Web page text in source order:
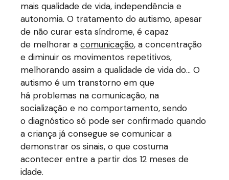
mais qualidade de vida, independência e
autonomia. O tratamento do autismo, apesar
de não curar esta síndrome, é capaz
de melhorar acomunicação, a concentração
e diminuir os movimentos repetitivos,
melhorando assim a qualidade de vida do… O
autismo é um transtorno em que
há problemas na comunicação, na
socialização e no comportamento, sendo
o diagnóstico só pode ser confirmado quando
a criança já consegue se comunicar a
demonstrar os sinais, o que costuma
acontecer entre a partir dos 12 meses de
idade.